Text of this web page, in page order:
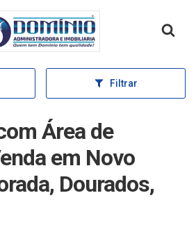
inicial
Filtrar
Área de
em Novo
Dourados,